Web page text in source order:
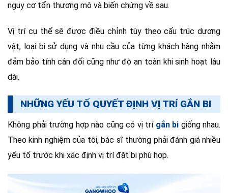
nguy cơ tổn thương mô và biến chứng về sau.
Vị trí cụ thể sẽ được điều chỉnh tùy theo cấu trúc dương
vật, loại bi sử dụng và nhu cầu của từng khách hàng nhằm
đảm bảo tính cân đối cũng như độ an toàn khi sinh hoạt lâu
dài.
NHỮNG YẾU TỐ QUYẾT ĐỊNH VỊ TRÍ GẮN BI
Không phải trường hợp nào cũng có vị trí gắn bi giống nhau.
Theo kinh nghiệm của tôi, bác sĩ thường phải đánh giá nhiều
yếu tố trước khi xác định vị trí đặt bi phù hợp.